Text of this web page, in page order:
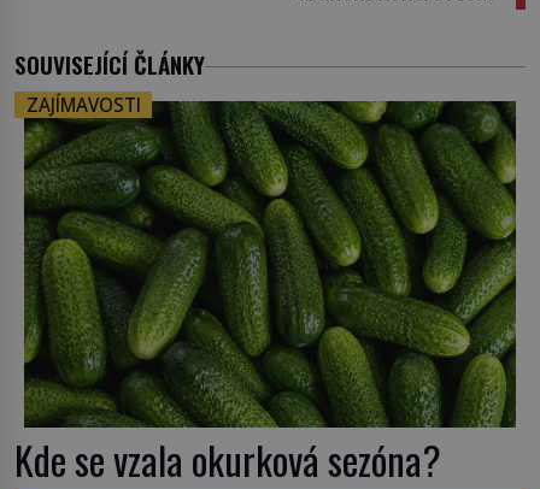
SOUVISEJÍCÍ ČLÁNKY
ZAJÍMAVOSTI
Kde se vzala okurková sezóna?